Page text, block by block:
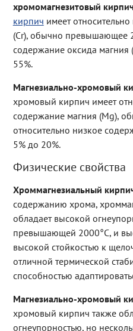
хромомагнезитовый
кирпич имеет
(Cr), обычно превышающее
содержание оксида магния
55%.
Магнезиально-хромовый
хромовый кирпич имеет
содержание магния (Mg),
относительно низкое
5% до 20%.
Физические свойства
Хроммагнезиальный
содержанию хрома,
обладает высокой
превышающей 2000°C, и
высокой стойкостью к
отличной термической
способностью
Магнезиально-хромовый
хромовый кирпич также
огнеупорностью, но